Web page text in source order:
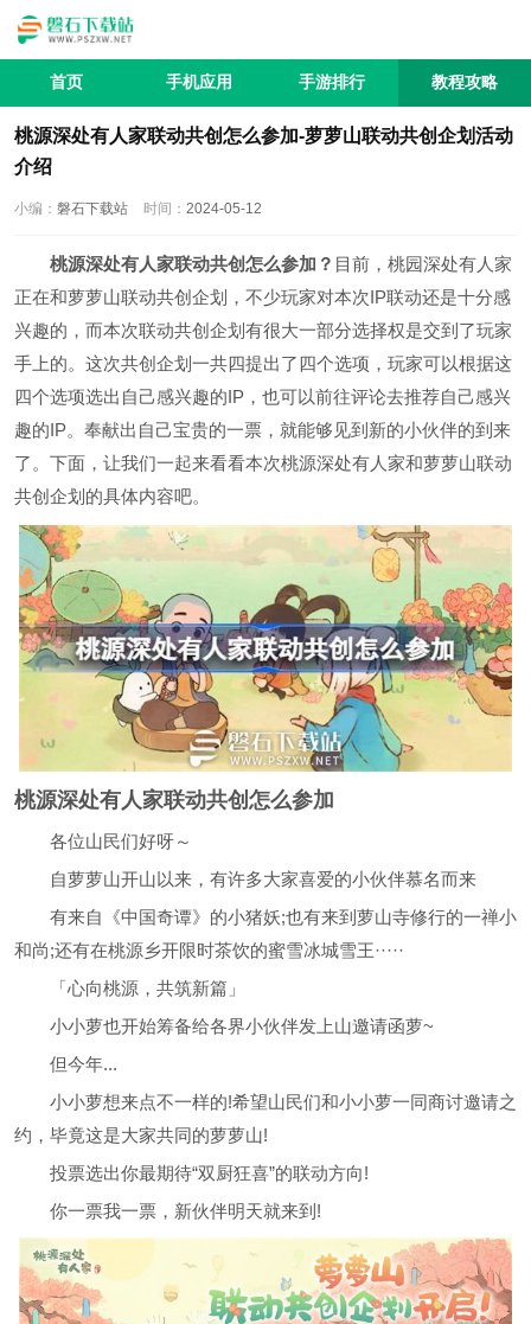
首页 手机应用 手游排行 教程攻略
桃源深处有人家联动共创怎么参加-萝萝山联动共创企划活动
介绍
小编： 磐石下载站 时间： 2024-05-12
桃源深处有人家联动共创怎么参加？ 目前，桃园深处有人家
正在和萝萝山联动共创企划，不少玩家对本次IP联动还是十分感
兴趣的，而本次联动共创企划有很大一部分选择权是交到了玩家
手上的。这次共创企划一共四提出了四个选项，玩家可以根据这
四个选项选出自己感兴趣的IP，也可以前往评论去推荐自己感兴
趣的IP。奉献出自己宝贵的一票，就能够见到新的小伙伴的到来
了。下面，让我们一起来看看本次桃源深处有人家和萝萝山联动
共创企划的具体内容吧。
桃源深处有人家联动共创怎么参加
各位山民们好呀～
自萝萝山开山以来，有许多大家喜爱的小伙伴慕名而来
有来自《中国奇谭》的小猪妖;也有来到萝山寺修行的一禅小
和尚;还有在桃源乡开限时茶饮的蜜雪冰城雪王·····
「心向桃源，共筑新篇」
小小萝也开始筹备给各界小伙伴发上山邀请函萝~
但今年...
小小萝想来点不一样的!希望山民们和小小萝一同商讨邀请之
约，毕竟这是大家共同的萝萝山!
投票选出你最期待“双厨狂喜”的联动方向!
你一票我一票，新伙伴明天就来到!